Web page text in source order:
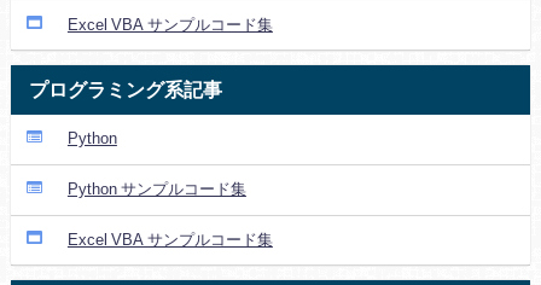
Excel VBA サンプルコード集
プログラミング系記事
Python
Python サンプルコード集
Excel VBA サンプルコード集